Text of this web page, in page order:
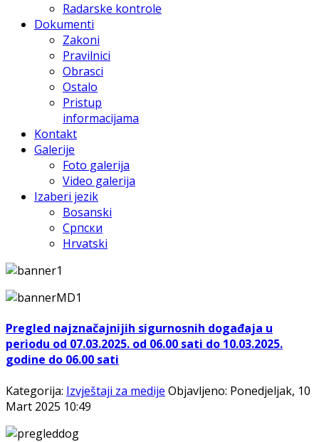
Radarske kontrole
Dokumenti
Zakoni
Pravilnici
Obrasci
Ostalo
Pristup
informacijama
Kontakt
Galerije
Foto galerija
Video galerija
Izaberi jezik
Bosanski
Српски
Hrvatski
Pregled najznačajnijih sigurnosnih događaja u
periodu od 07.03.2025. od 06.00 sati do 10.03.2025.
godine do 06.00 sati
Kategorija: Izvještaji za medije Objavljeno: Ponedjeljak, 10
Mart 2025 10:49